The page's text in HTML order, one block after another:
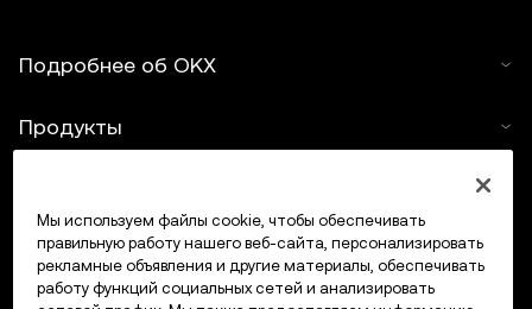
Web3-кошелька OKX и рынка NFT OKX действуют
которыми можно на
Подробнее об OKX
Продукты
Поддержка
Мы используем файлы cookie, чтобы обеспечивать
правильную работу нашего веб-сайта, персонализировать
рекламные объявления и другие материалы, обеспечивать
работу функций социальных сетей и анализировать